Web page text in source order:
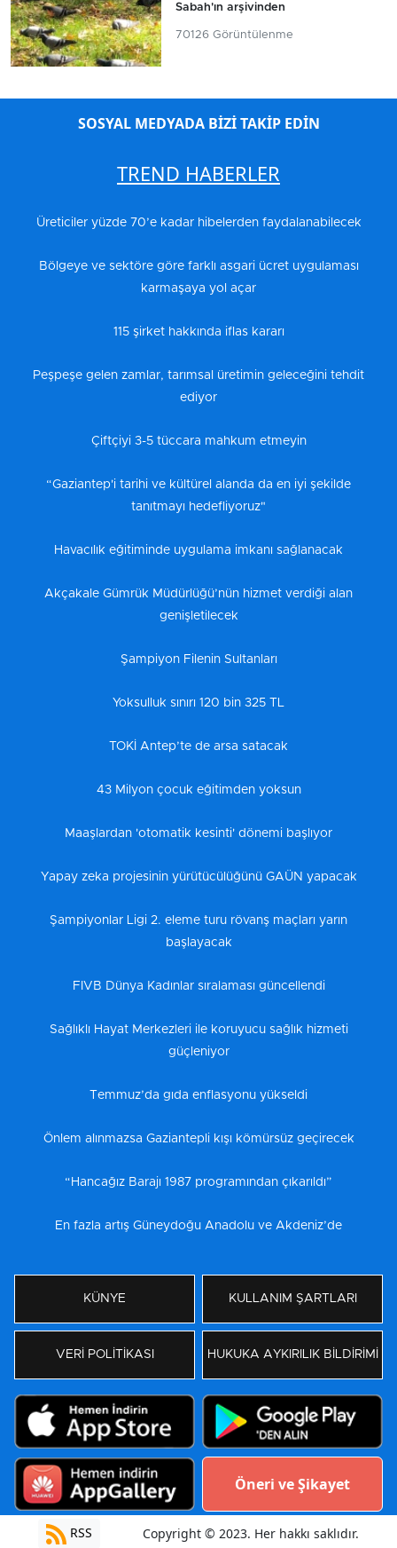
Sabah'ın arşivinden
70126 Görüntülenme
SOSYAL MEDYADA BİZİ TAKİP EDİN
TREND HABERLER
Üreticiler yüzde 70’e kadar hibelerden faydalanabilecek
Bölgeye ve sektöre göre farklı asgari ücret uygulaması
karmaşaya yol açar
115 şirket hakkında iflas kararı
Peşpeşe gelen zamlar, tarımsal üretimin geleceğini tehdit
ediyor
Çiftçiyi 3-5 tüccara mahkum etmeyin
“Gaziantep'i tarihi ve kültürel alanda da en iyi şekilde
tanıtmayı hedefliyoruz"
Havacılık eğitiminde uygulama imkanı sağlanacak
Akçakale Gümrük Müdürlüğü’nün hizmet verdiği alan
genişletilecek
Şampiyon Filenin Sultanları
Yoksulluk sınırı 120 bin 325 TL
TOKİ Antep’te de arsa satacak
43 Milyon çocuk eğitimden yoksun
Maaşlardan 'otomatik kesinti' dönemi başlıyor
Yapay zeka projesinin yürütücülüğünü GAÜN yapacak
Şampiyonlar Ligi 2. eleme turu rövanş maçları yarın
başlayacak
FIVB Dünya Kadınlar sıralaması güncellendi
Sağlıklı Hayat Merkezleri ile koruyucu sağlık hizmeti
güçleniyor
Temmuz’da gıda enflasyonu yükseldi
Önlem alınmazsa Gaziantepli kışı kömürsüz geçirecek
“Hancağız Barajı 1987 programından çıkarıldı”
En fazla artış Güneydoğu Anadolu ve Akdeniz’de
KÜNYE KULLANIM ŞARTLARI
VERİ POLİTİKASI HUKUKA AYKIRILIK BİLDİRİMİ
Öneri ve Şikayet
RSS Copyright © 2023. Her hakkı saklıdır.